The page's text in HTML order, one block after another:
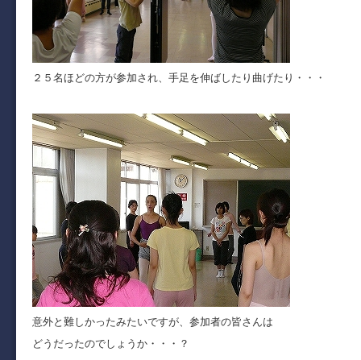
２５名ほどの方が参加され、手足を伸ばしたり曲げたり・・・
意外と難しかったみたいですが、参加者の皆さんは
どうだったのでしょうか・・・？